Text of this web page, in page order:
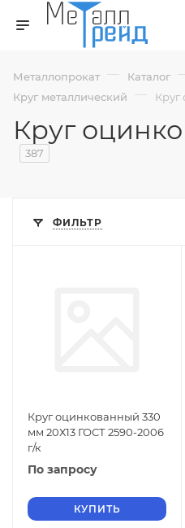
Металлопрокат — Каталог
Круг металлический — Круг
Круг
387
ФИЛЬТР
Круг оцинкованный 330
мм 20Х13 ГОСТ 2590-2006
г/к
По запросу
КУПИТЬ